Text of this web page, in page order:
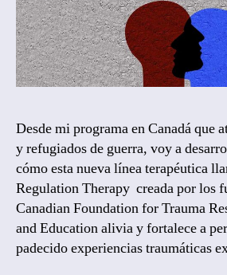
Post
author
ByLaura Coogan,
Post
date
November 13,
Desde mi programa en Canadá que
y refugiados de guerra, voy a
cómo esta nueva línea terapéutica
Regulation Therapy creada por los
Canadian Foundation for Trauma
and Education alivia y fortalece a
padecido experiencias traumáticas